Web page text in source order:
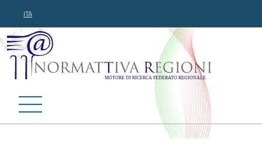
ITA
Normattiva Regioni -